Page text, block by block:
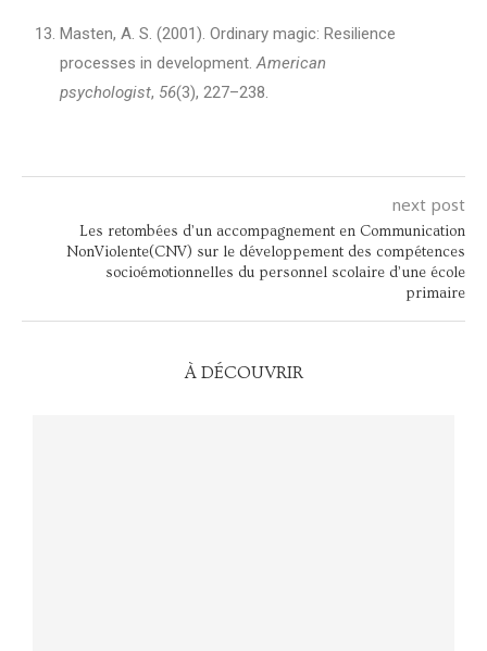
Masten, A. S. (2001). Ordinary magic: Resilience
processes in development.American
psychologist, 56(3), 227–238.
next post
Les retombées d’un accompagnement en Communication
NonViolente(CNV) sur le développement des compétences
socioémotionnelles du personnel scolaire d’une école
primaire
À DÉCOUVRIR